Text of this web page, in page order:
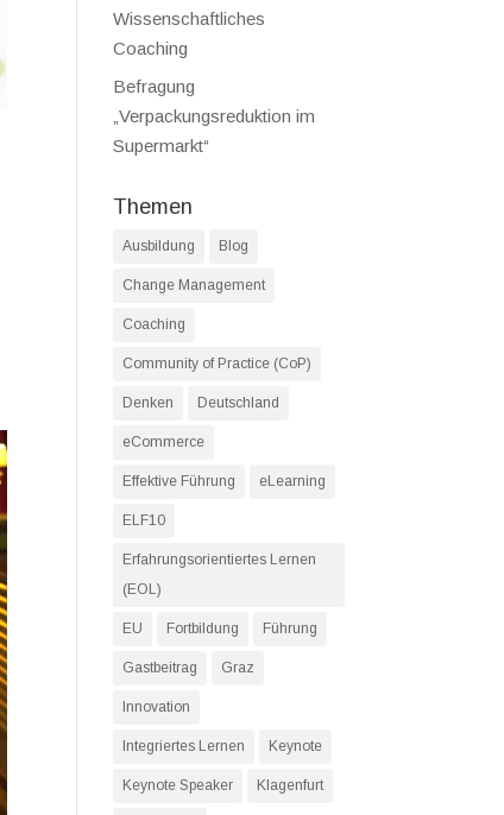
Wissenschaftliches
Coaching
Befragung
„Verpackungsreduktion im
Supermarkt“
Themen
Ausbildung Blog
Change Management
Coaching
Community of Practice (CoP)
Denken Deutschland
eCommerce
Effektive Führung eLearning
ELF10
Erfahrungsorientiertes Lernen
(EOL)
EU Fortbildung Führung
Gastbeitrag Graz
Innovation
Integriertes Lernen Keynote
Keynote Speaker Klagenfurt